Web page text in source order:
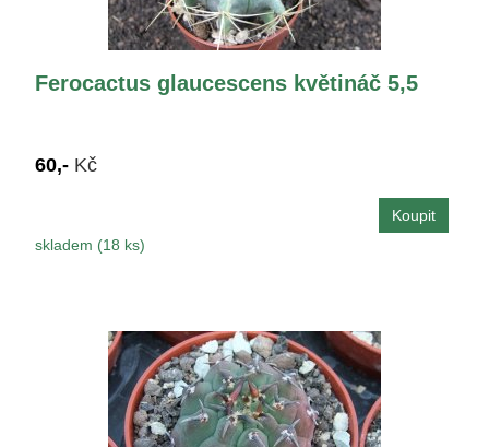
Ferocactus glaucescens květináč 5,5
60,- Kč
skladem (18 ks)